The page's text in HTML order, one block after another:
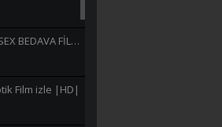
SİBEL KEKİLİ SEX BEDAVA FİLMLERİ İZLE |HD|
Film izle |HD|